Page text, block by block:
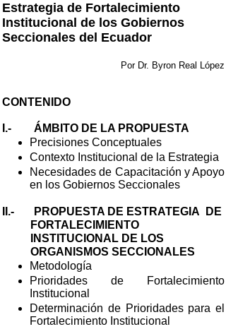
Estrategia de Fortalecimiento
Institucional de los Gobiernos
Seccionales del Ecuador
Por Dr. Byron Real López
CONTENIDO
I.- ÁMBITO DE LA PROPUESTA
Precisiones Conceptuales
Contexto Institucional de la Estrategia
Necesidades de Capacitación y Apoyo
en los Gobiernos Seccionales
II.- PROPUESTA DE ESTRATEGIA DE
FORTALECIMIENTO
INSTITUCIONAL DE LOS
ORGANISMOS SECCIONALES
Metodología
Prioridades de Fortalecimiento
Institucional
Determinación de Prioridades para el
Fortalecimiento Institucional